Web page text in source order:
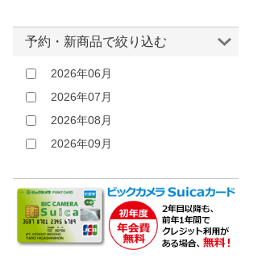
予約・新商品で絞り込む
2026年06月
2026年07月
2026年08月
2026年09月